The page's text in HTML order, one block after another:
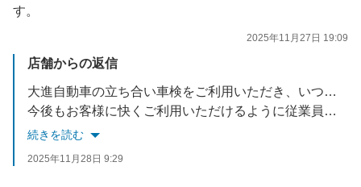
す。
2025年11月27日 19:09
店舗からの返信
大進自動車の立ち合い車検をご利用いただき、いつもありがとうございます！また、星5つの高評価と励みになるお言葉を頂き嬉しく思います。ありがとうございます。
今後もお客様に快くご利用いただけるように従業員一同、一生懸命心がけてまいります。
当社では車検の他に新車マイカーリース・中古車販売・キズヘコミ直し・万が一の事故受付・保険の見直しなどお車の事はトータルサポートさせていただいております。何かございましたらぜひご相談くださいね。どうぞ今後ともよろしくお願いいたします！✨
続きを読む
2025年11月28日 9:29